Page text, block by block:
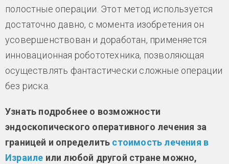
полостные операции. Этот метод используется
достаточно давно, с момента изобретения он
усовершенствован и доработан, применяется
инновационная робототехника, позволяющая
осуществлять фантастически сложные операции
без риска.
Узнать подробнее о возможности
эндоскопического оперативного лечения за
границей и определить стоимость лечения в
Израиле или любой другой стране можно,